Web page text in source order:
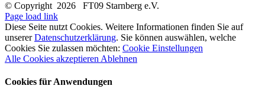
© Copyright 2026 FT09 Starnberg e.V.
Page load link
Diese Seite nutzt Cookies. Weitere Informationen finden Sie auf
unsererDatenschutzerklärung. Sie können auswählen, welche
Cookies Sie zulassen möchten: Cookie Einstellungen
Alle Cookies akzeptieren Ablehnen
Cookies für Anwendungen